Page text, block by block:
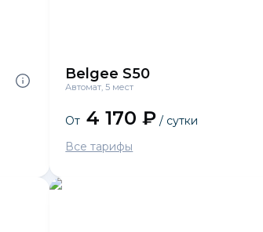
Belgee S50
Автомат, 5 мест
От 4 170 ₽ / сутки
Все тарифы